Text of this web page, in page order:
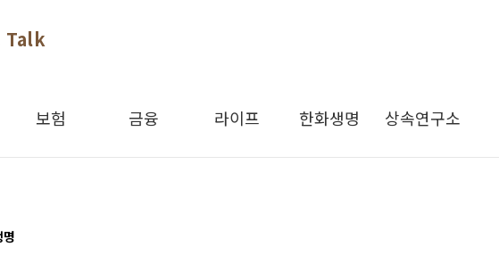
Talk
보험 금융 라이프 한화생명 상속연구소